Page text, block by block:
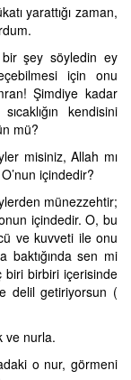
yarattığı zaman,
şey söyledin ey
için onu
Şimdiye kadar
kendisini
mü?
misiniz, Allah mı
içindedir?
münezzehtir;
içindedir. O, bu
ve kuvveti ile onu
baktığında sen mi
biri birbiri içerisinde
delil getiriyorsun (
ve nurla.
o nur, görmeni